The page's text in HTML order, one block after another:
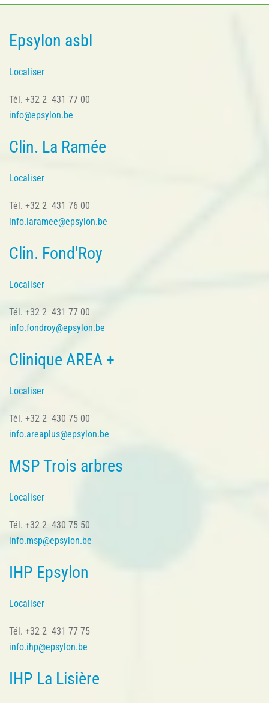
Epsylon asbl
Localiser
Tél. +32 2 431 77 00
info@epsylon.be
Clin. La Ramée
Localiser
Tél. +32 2 431 76 00
info.laramee@epsylon.be
Clin. Fond'Roy
Localiser
Tél. +32 2 431 77 00
info.fondroy@epsylon.be
Clinique AREA +
Localiser
Tél. +32 2 430 75 00
info.areaplus@epsylon.be
MSP Trois arbres
Localiser
Tél. +32 2 430 75 50
info.msp@epsylon.be
IHP Epsylon
Localiser
Tél. +32 2 431 77 75
info.ihp@epsylon.be
IHP La Lisière